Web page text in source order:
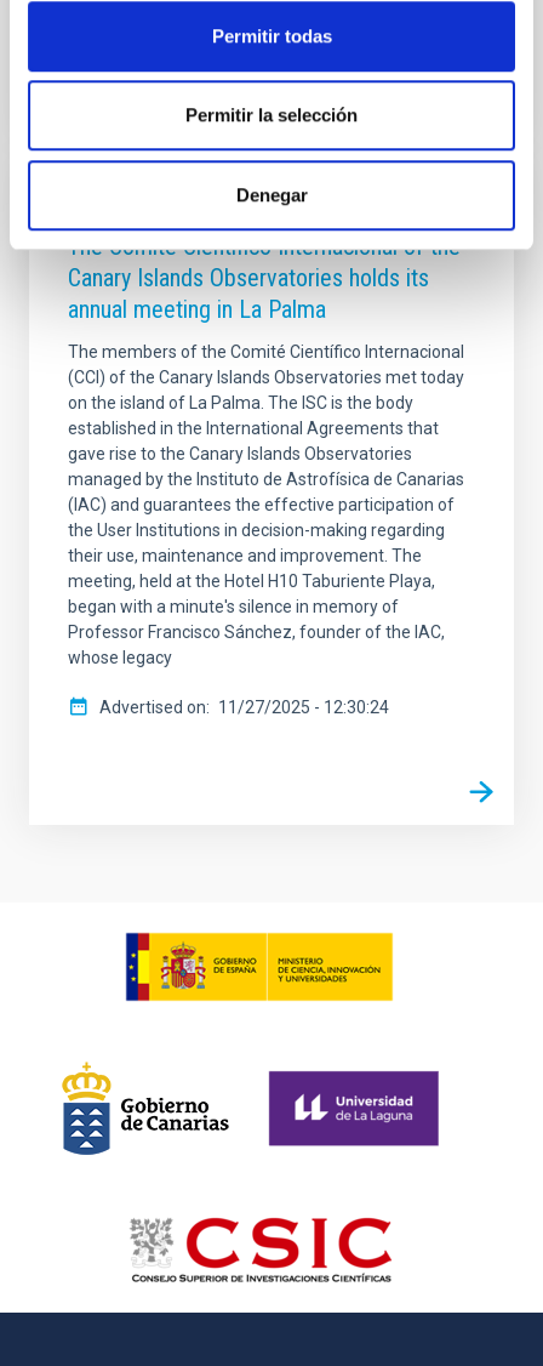
Permitir todas
Permitir la selección
Denegar
The Comité Científico Internacional of the
Canary Islands Observatories holds its
annual meeting in La Palma
The members of the Comité Científico Internacional
(CCI) of the Canary Islands Observatories met today
on the island of La Palma. The ISC is the body
established in the International Agreements that
gave rise to the Canary Islands Observatories
managed by the Instituto de Astrofísica de Canarias
(IAC) and guarantees the effective participation of
the User Institutions in decision-making regarding
their use, maintenance and improvement. The
meeting, held at the Hotel H10 Taburiente Playa,
began with a minute's silence in memory of
Professor Francisco Sánchez, founder of the IAC,
whose legacy
Advertised on 11/27/2025 - 12:30:24